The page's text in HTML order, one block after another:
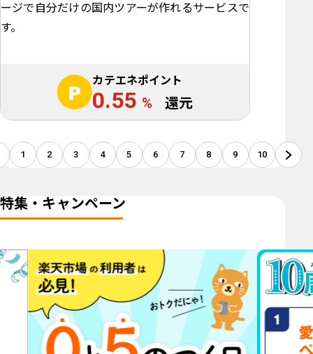
ージで自分だけの国内ツアーが作れるサービスで
す。
カテエネポイント
0.55 % 還元
1 2 3 4 5 6 7 8 9 10
特集・キャンペーン